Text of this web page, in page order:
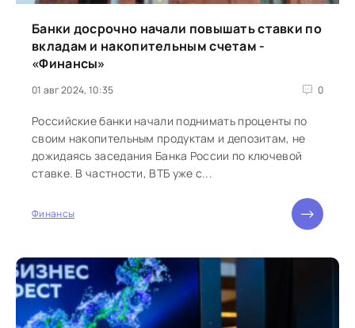
Банки досрочно начали повышать ставки по
вкладам и накопительным счетам -
«Финансы»
01 авг 2024, 10:35 0
Российские банки начали поднимать проценты по
своим накопительным продуктам и депозитам, не
дожидаясь заседания Банка России по ключевой
ставке. В частности, ВТБ уже с...
Финансы